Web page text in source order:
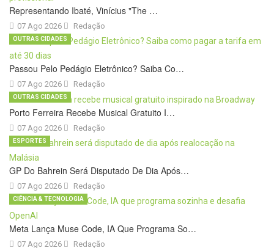
Representando Ibaté, Vinícius "The …
07 Ago 2026 Redação
Passou Pelo Pedágio Eletrônico? Saiba Co…
07 Ago 2026
OUTRAS CIDADES
Redação
Porto Ferreira Recebe Musical Gratuito I…
07 Ago 2026
OUTRAS CIDADES
Redação
GP Do Bahrein Será Disputado De Dia Após…
07 Ago 2026
ESPORTES
Redação
Meta Lança Muse Code, IA Que Programa So…
07 Ago 2026
CIÊNCIA & TECNOLOGIA
Redação